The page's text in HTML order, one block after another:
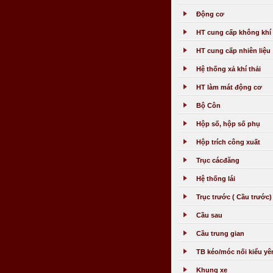
Động cơ
HT cung cấp không khí
HT cung cấp nhiên liệu
Hệ thống xả khí thải
HT làm mát động cơ
Bộ Côn
Hộp số, hộp số phụ
Hộp trích công xuất
Trục cácđăng
Hệ thống lái
Trục trước ( Cầu trước)
Cầu sau
Cầu trung gian
TB kéo/móc nối kiểu
Khung xe